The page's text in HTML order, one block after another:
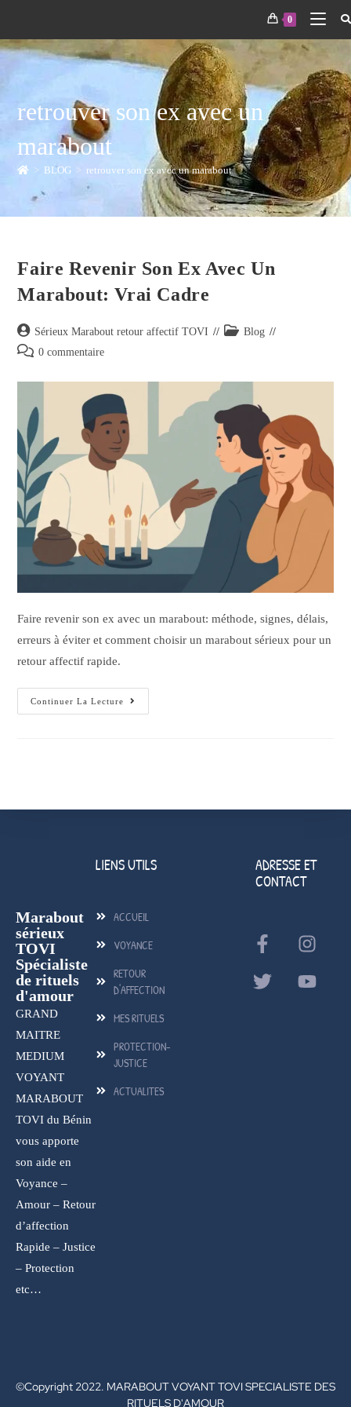
0
retrouver son ex avec un
marabout
> BLOG > retrouver son ex avec un marabout
Faire Revenir Son Ex Avec Un
Marabout: Vrai Cadre
Sérieux Marabout retour affectif TOVI
Blog
0 commentaire
Faire revenir son ex avec un marabout: méthode, signes, délais,
erreurs à éviter et comment choisir un marabout sérieux pour un
retour affectif rapide.
Continuer La Lecture
Marabout
sérieux
TOVI
Spécialiste
de rituels
d'amour
GRAND
MAITRE
MEDIUM
VOYANT
MARABOUT
TOVI du Bénin
vous apporte
son aide en
Voyance –
Amour – Retour
d’affection
Rapide – Justice
– Protection
etc…
LIENS UTILS
ACCUEIL
VOYANCE
RETOUR
D'AFFECTION
MES RITUELS
PROTECTION-
JUSTICE
ACTUALITES
ADRESSE ET
CONTACT
©Copyright 2022. MARABOUT VOYANT TOVI SPECIALISTE DES
RITUELS D'AMOUR